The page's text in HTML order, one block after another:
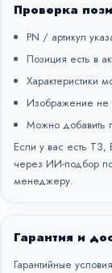
Проверка
PN / артикул
Позиция есть в
Характеристики
Изображение не
Можно добавить
Если у вас есть ТЗ,
через ИИ-подбор
менеджеру.
Гарантия и
Гарантийные